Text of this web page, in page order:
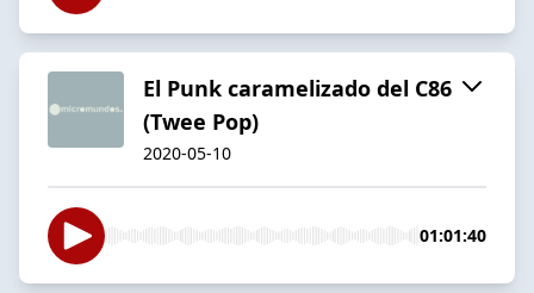
El Punk caramelizado del C86
(Twee Pop)
2020-05-10
01:01:40